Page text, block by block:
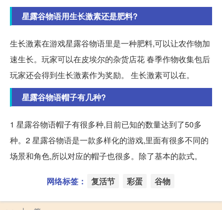
星露谷物语用生长激素还是肥料?
生长激素在游戏星露谷物语里是一种肥料,可以让农作物加
速生长。玩家可以在皮埃尔的杂货店花 春季作物收集包后
玩家还会得到生长激素作为奖励。 生长激素可以在。
星露谷物语帽子有几种?
1 星露谷物语帽子有很多种,目前已知的数量达到了50多
种。2 星露谷物语是一款多样化的游戏,里面有很多不同的
场景和角色,所以对应的帽子也很多。除了基本的款式。
网络标签： 复活节 彩蛋 谷物